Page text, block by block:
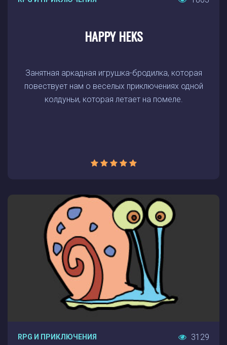
HAPPY HEKS
Занятная аркадная игрушка-бродилка, которая
повествует нам о веселых приключениях одной
колдуньи, которая летает на помеле.
RPG И ПРИКЛЮЧЕНИЯ 3129